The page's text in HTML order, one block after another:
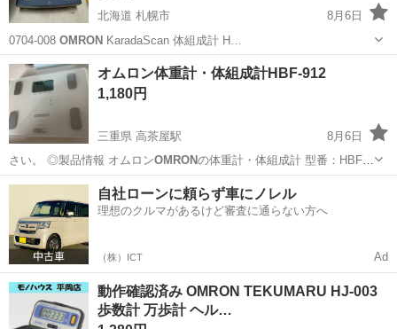
北海道 札幌市
8月6日
0704-008 OMRONKaradaScan 体組成計 H…
北海道 札幌市 生活家電 HBF
オムロン体重計・体組成計HBF-912
1,180円
三重県 高茶屋駅
8月6日
さい。 ◎製品情報 オムロンOMRONの体重計・体組成計 型番：HBF-
…三重 津市 高茶屋駅 家庭用品
自社ローンに頼らず車にノレル
理想のクルマがあるけど審査に通らない方へ
（株）ICT Ad
動作確認済み OMRON TEKUMARU HJ-003
歩数計 万歩計 ヘル…